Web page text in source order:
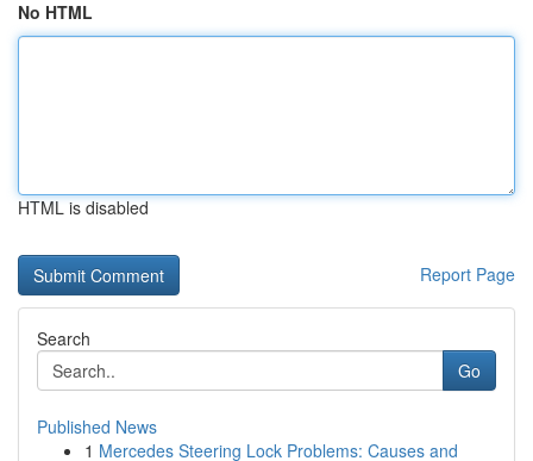
No HTML
HTML is disabled
Report Page
Search
Go
Published News
1 Mercedes Steering Lock Problems: Causes and